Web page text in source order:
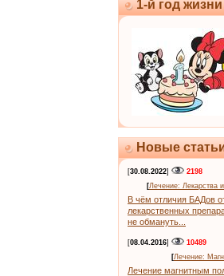
1-й год жизни
Новые
[30.08.2022]
2198
[Лечение: Лекарства
В чём отличия БАДов
лекарственных
не обмануть...
[08.04.2016]
10489
[Лечение:
Лечение магнитным